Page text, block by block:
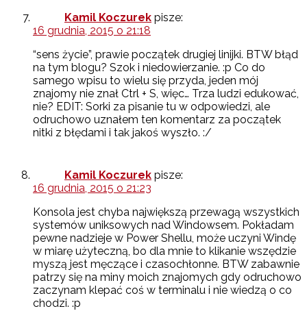
Kamil Koczurek pisze:
16 grudnia, 2015 o 21:18
“sens życie”, prawie początek drugiej linijki. BTW błąd
na tym blogu? Szok i niedowierzanie. :p Co do
samego wpisu to wielu się przyda, jeden mój
znajomy nie znał Ctrl + S, więc… Trza ludzi edukować,
nie? EDIT: Sorki za pisanie tu w odpowiedzi, ale
odruchowo uznałem ten komentarz za początek
nitki z błędami i tak jakoś wyszło. :/
Kamil Koczurek pisze:
16 grudnia, 2015 o 21:23
Konsola jest chyba największą przewagą wszystkich
systemów uniksowych nad Windowsem. Pokładam
pewne nadzieje w Power Shellu, może uczyni Windę
w miarę użyteczną, bo dla mnie to klikanie wszędzie
myszą jest męczące i czasochłonne. BTW zabawnie
patrzy się na miny moich znajomych gdy odruchowo
zaczynam klepać coś w terminalu i nie wiedzą o co
chodzi. :p